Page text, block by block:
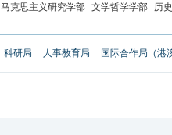
马克思主义研究学部 文学哲学学部 历
科研局 人事教育局 国际合作局（港